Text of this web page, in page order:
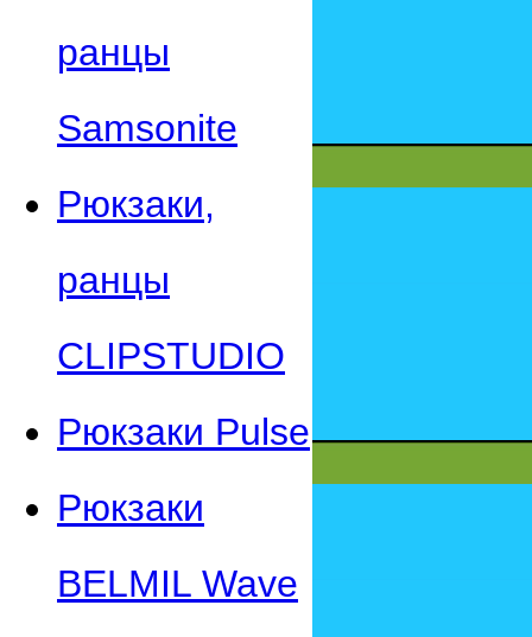
ранцы
Samsonite
Рюкзаки,
ранцы
CLIPSTUDIO
Рюкзаки Pulse
Рюкзаки
BELMIL Wave